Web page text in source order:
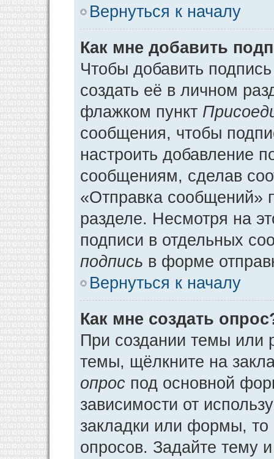
Вернуться к началу
Как мне добавить
Чтобы добавить
создать её в личном
флажком пункт
сообщения, чтобы
настроить добавление
сообщениям, сделав
«Отправка сообщений»
разделе. Несмотря на
подписи в отдельных
подпись в форме
Вернуться к началу
Как мне создать
При создании темы или
темы, щёлкните на
опрос под основной
зависимости от
закладки или формы, то
опросов. Задайте тему